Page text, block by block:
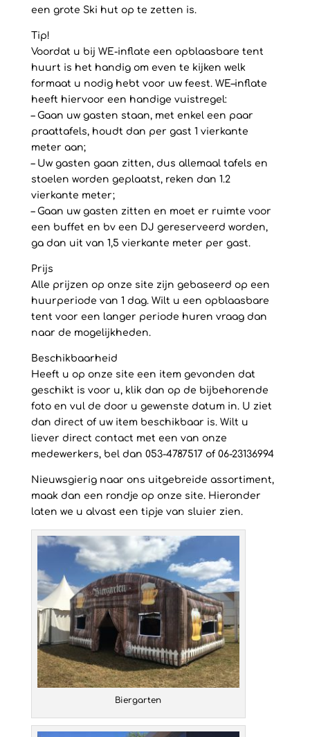
een grote Ski hut op te zetten is.
Tip!
Voordat u bij WE-inflate een opblaasbare tent
huurt is het handig om even te kijken welk
formaat u nodig hebt voor uw feest. WE–inflate
heeft hiervoor een handige vuistregel:
– Gaan uw gasten staan, met enkel een paar
praattafels, houdt dan per gast 1 vierkante
meter aan;
– Uw gasten gaan zitten, dus allemaal tafels en
stoelen worden geplaatst, reken dan 1.2
vierkante meter;
– Gaan uw gasten zitten en moet er ruimte voor
een buffet en bv een DJ gereserveerd worden,
ga dan uit van 1,5 vierkante meter per gast.
Prijs
Alle prijzen op onze site zijn gebaseerd op een
huurperiode van 1 dag. Wilt u een opblaasbare
tent voor een langer periode huren vraag dan
naar de mogelijkheden.
Beschikbaarheid
Heeft u op onze site een item gevonden dat
geschikt is voor u, klik dan op de bijbehorende
foto en vul de door u gewenste datum in. U ziet
dan direct of uw item beschikbaar is. Wilt u
liever direct contact met een van onze
medewerkers, bel dan 053-4787517 of 06-23136994
Nieuwsgierig naar ons uitgebreide assortiment,
maak dan een rondje op onze site. Hieronder
laten we u alvast een tipje van sluier zien.
Biergarten